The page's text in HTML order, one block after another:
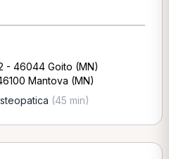
- 46044 Goito (MN)
Mantova (MN)
(45 min)